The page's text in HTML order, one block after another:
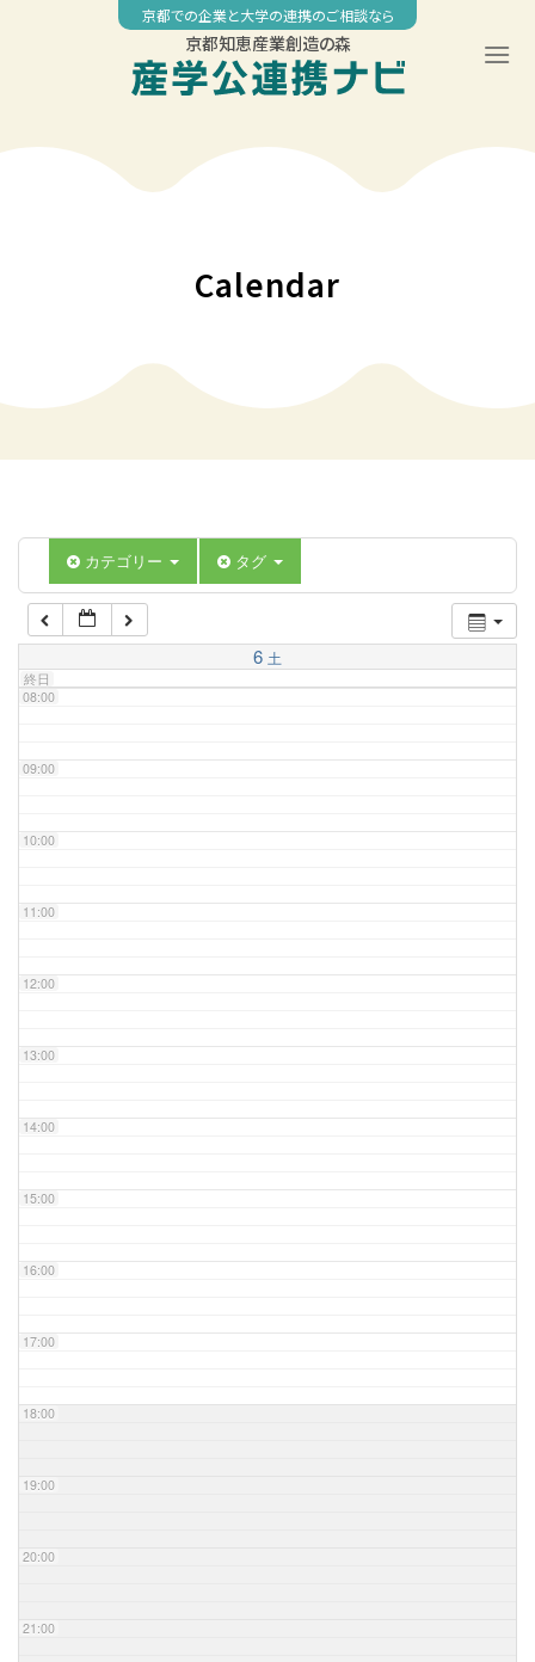
京都での企業と大学の連携のご相談なら
京都知恵産業創造の森
Calendar
カテゴリー タグ
6 土
終日
04:00
07:00
08:00
09:00
10:00
11:00
12:00
13:00
14:00
15:00
16:00
17:00
18:00
19:00
20:00
21:00